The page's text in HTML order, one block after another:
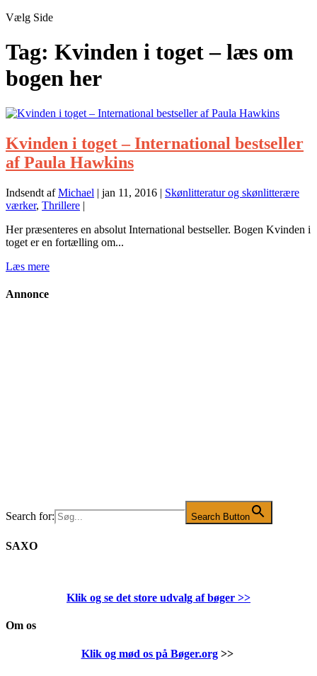
Vælg Side
Tag: Kvinden i toget – læs om
bogen her
Kvinden i toget – International bestseller
af Paula Hawkins
Indsendt afMichael | jan 11, 2016 | Skønlitteratur og skønlitterære
værker, Thrillere |
Her præsenteres en absolut International bestseller. Bogen Kvinden i
toget er en fortælling om...
Læs mere
Annonce
Search for: Search Button
SAXO
Klik og se det store udvalg af bøger >>
Om os
Klik og mød os på Bøger.org>>